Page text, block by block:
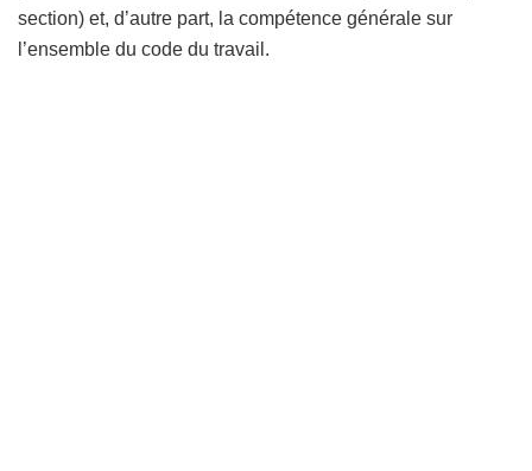
section) et, d’autre part, la compétence générale sur
l’ensemble du code du travail.